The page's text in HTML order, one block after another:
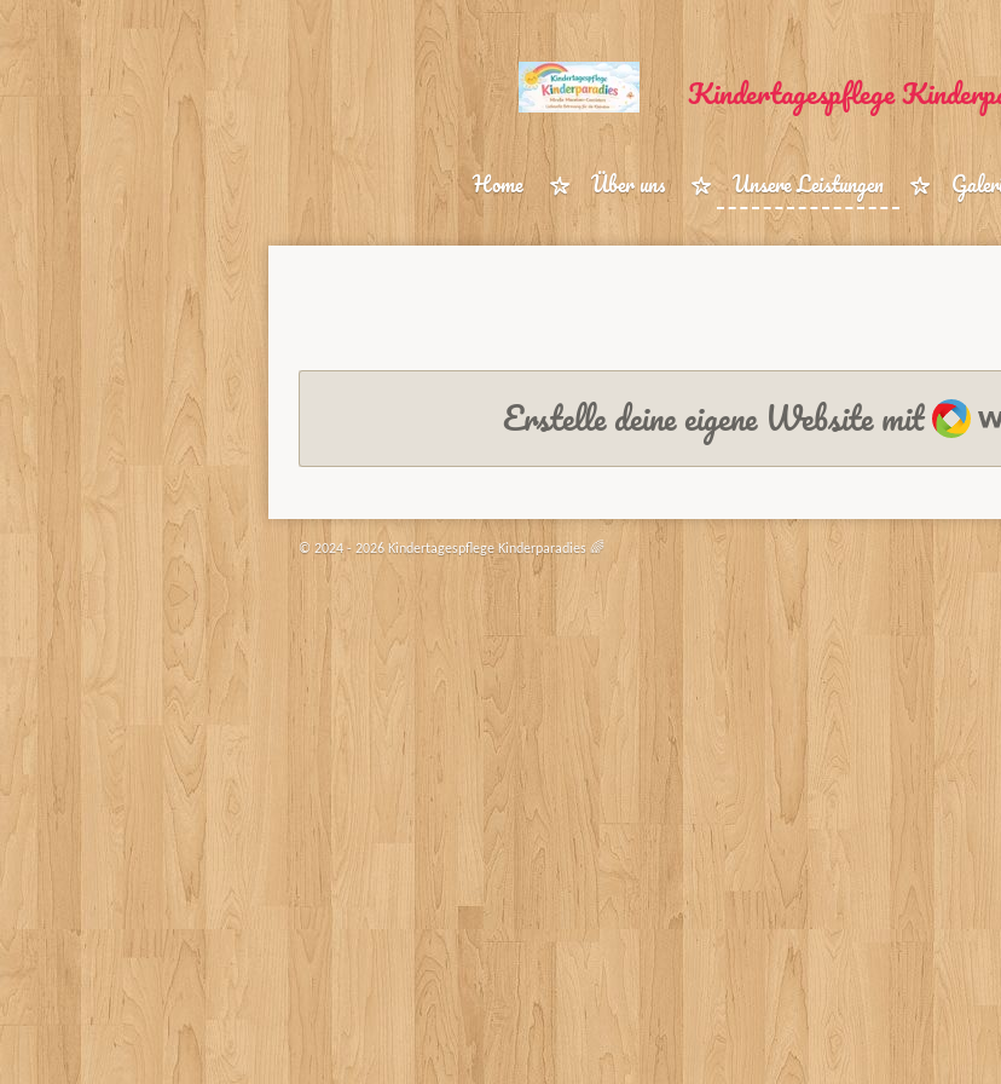
Hauptinhalt
Kindertagespflege
Home Über uns Unsere Leistungen
Erstelle deine eigene Website mit
© 2024 - 2026 Kindertagespflege Kinderparadies 🌈